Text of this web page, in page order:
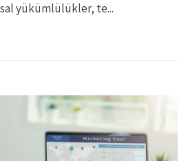
yükümlülükler, te...